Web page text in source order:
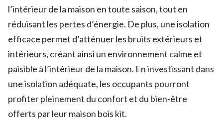
l’intérieur de la maison en toute saison, tout en
réduisant les pertes d’énergie. De plus, une isolation
efficace permet d’atténuer les bruits extérieurs et
intérieurs, créant ainsi un environnement calme et
paisible à l’intérieur de la maison. En investissant dans
une isolation adéquate, les occupants pourront
profiter pleinement du confort et du bien-être
offerts par leur maison bois kit.